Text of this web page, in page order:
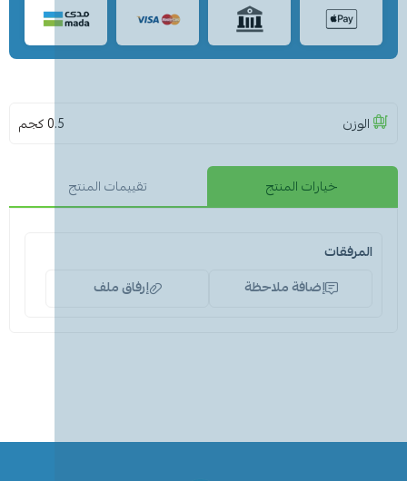
الوزن 0.5 كجم
خيارات المنتج تقييمات المنتج
المرفقات
إضافة ملاحظة
إرفاق ملف